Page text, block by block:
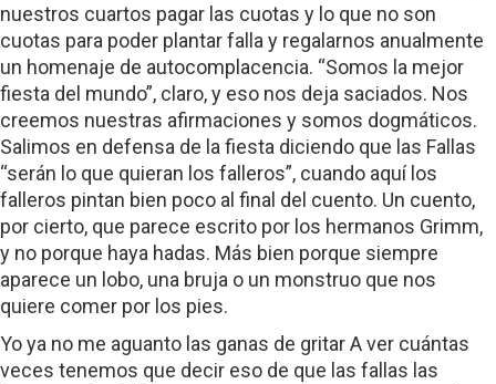
nuestros cuartos pagar las cuotas y lo que no son
cuotas para poder plantar falla y regalarnos anualmente
un homenaje de autocomplacencia. “Somos la mejor
fiesta del mundo”, claro, y eso nos deja saciados. Nos
creemos nuestras afirmaciones y somos dogmáticos.
Salimos en defensa de la fiesta diciendo que las Fallas
“serán lo que quieran los falleros”, cuando aquí los
falleros pintan bien poco al final del cuento. Un cuento,
por cierto, que parece escrito por los hermanos Grimm,
y no porque haya hadas. Más bien porque siempre
aparece un lobo, una bruja o un monstruo que nos
quiere comer por los pies.
Yo ya no me aguanto las ganas de gritar A ver cuántas
veces tenemos que decir eso de que las fallas las